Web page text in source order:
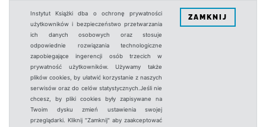
Instytut Książki dba o ochronę prywatności
użytkowników i bezpieczeństwo przetwarzania
ich danych osobowych oraz stosuje
odpowiednie rozwiązania technologiczne
zapobiegające ingerencji osób trzecich w
prywatność użytkowników. Używamy także
plików cookies, by ułatwić korzystanie z naszych
serwisów oraz do celów statystycznych.Jeśli nie
chcesz, by pliki cookies były zapisywane na
Twoim dysku zmień ustawienia swojej
przeglądarki. Kliknij "Zamknij" aby zaakceptować
ZAMKNIJ